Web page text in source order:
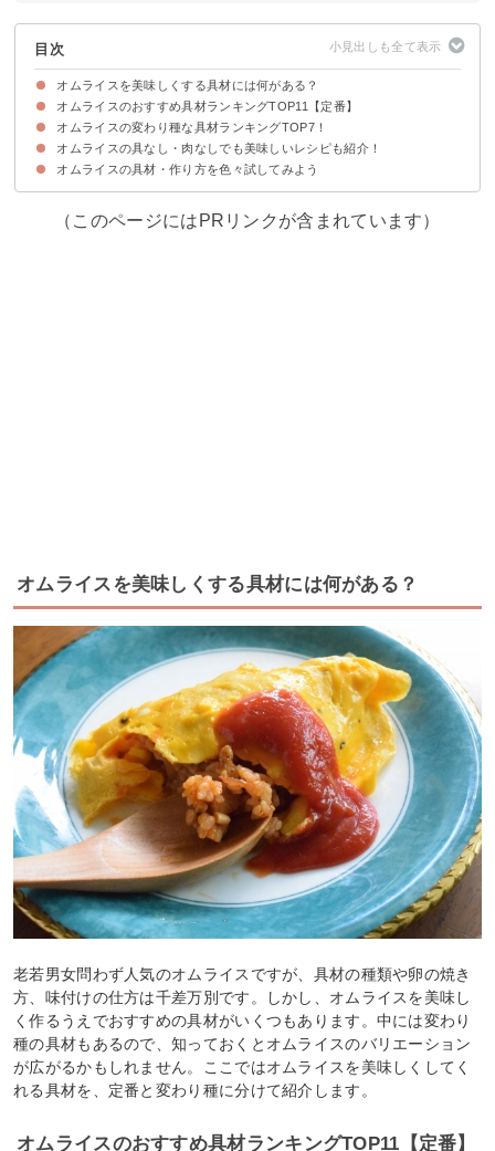
目次
オムライスを美味しくする具材には何がある？
オムライスのおすすめ具材ランキングTOP11【定番】
①ひき肉
②玉ねぎ
③ウインナー
オムライスの変わり種な具材ランキングTOP7！
①コーン
②エビ
③明太子
オムライスの具なし・肉なしでも美味しいレシピも紹介！
①ふわとろ卵の具なしオムライス
オムライスの具材・作り方を色々試してみよう
（このページにはPRリンクが含まれています）
オムライスを美味しくする具材には何がある？
老若男女問わず人気のオムライスですが、具材の種類や卵の焼き
方、味付けの仕方は千差万別です。しかし、オムライスを美味し
く作るうえでおすすめの具材がいくつもあります。中には変わり
種の具材もあるので、知っておくとオムライスのバリエーション
が広がるかもしれません。ここではオムライスを美味しくしてく
れる具材を、定番と変わり種に分けて紹介します。
オムライスのおすすめ具材ランキングTOP11【定番】